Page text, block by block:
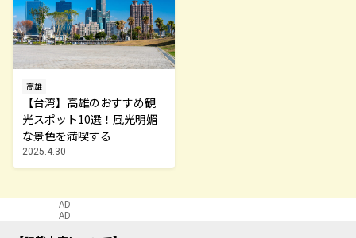
高雄
【台湾】高雄のおすすめ観
光スポット10選！風光明媚
な景色を満喫する
2025.4.30
AD
AD